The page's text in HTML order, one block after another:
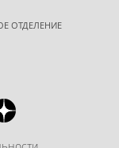
ОТДЕЛЕНИЕ